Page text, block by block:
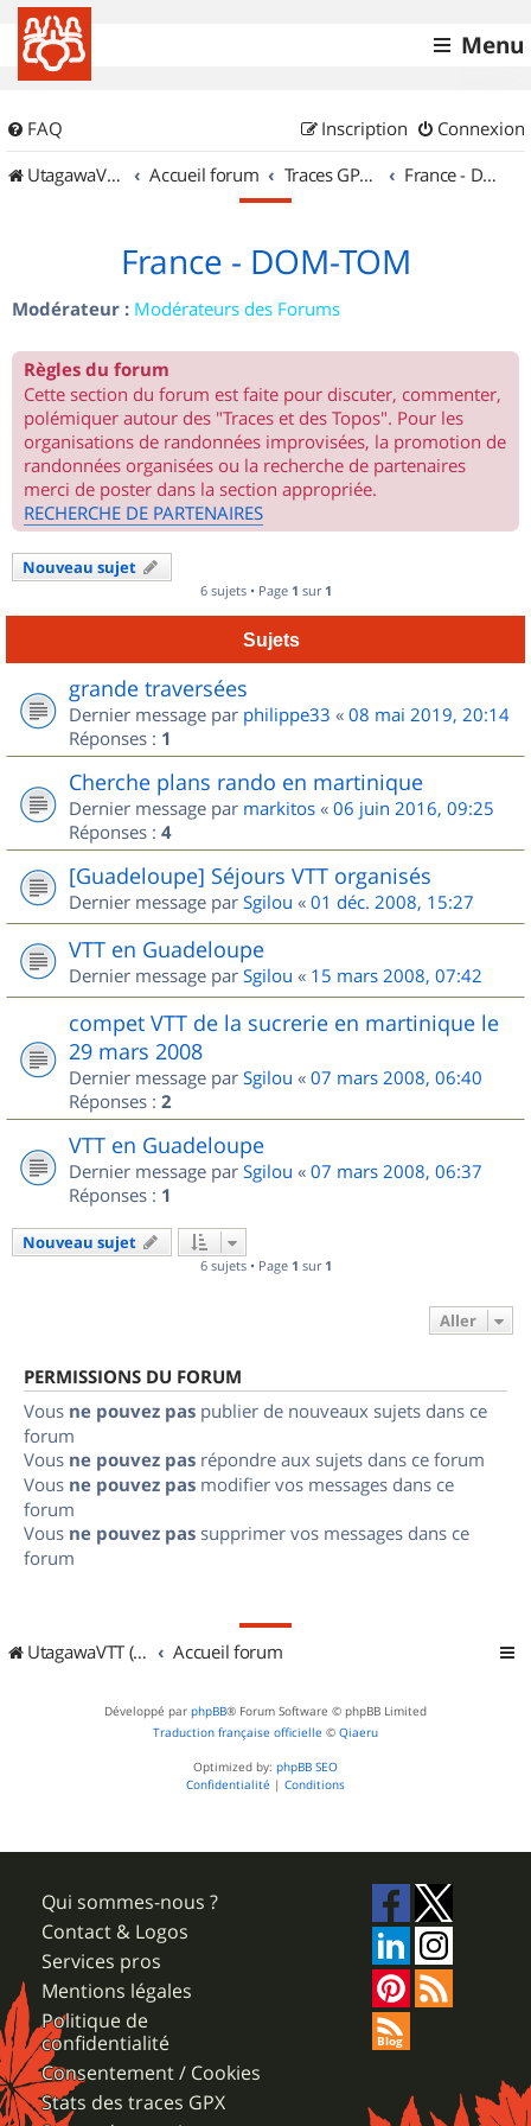
Menu
FAQ Connexion
Inscription
UtagawaVTT (Randos VTT et VTTAE avec traces GPS)
Accueil forum Traces GPS de randos VTT France - DOM-TOM
France - DOM-TOM
Modérateur : Modérateurs des Forums
Règles du forum
Cette section du forum est faite pour discuter, commenter,
polémiquer autour des "Traces et des Topos". Pour les
organisations de randonnées improvisées, la promotion de
randonnées organisées ou la recherche de partenaires
merci de poster dans la section appropriée.
RECHERCHE DE PARTENAIRES
Nouveau sujet
6 sujets • Page 1 sur 1
Sujets
grande traversées
Dernier message par philippe33 « 08 mai 2019, 20:14
Réponses : 1
Cherche plans rando en martinique
Dernier message par markitos « 06 juin 2016, 09:25
Réponses : 4
[Guadeloupe] Séjours VTT organisés
Dernier message par Sgilou « 01 déc. 2008, 15:27
VTT en Guadeloupe
Dernier message par Sgilou « 15 mars 2008, 07:42
compet VTT de la sucrerie en martinique le
29 mars 2008
Dernier message par Sgilou « 07 mars 2008, 06:40
Réponses : 2
VTT en Guadeloupe
Dernier message par Sgilou « 07 mars 2008, 06:37
Réponses : 1
Nouveau sujet
6 sujets • Page 1 sur 1
Aller
PERMISSIONS DU FORUM
Vous ne pouvez pas publier de nouveaux sujets dans ce
forum
Vous ne pouvez pas répondre aux sujets dans ce forum
Vous ne pouvez pas modifier vos messages dans ce
forum
Vous ne pouvez pas supprimer vos messages dans ce
forum
UtagawaVTT (Randos VTT et VTTAE avec traces GPS) Accueil forum
Développé par phpBB® Forum Software © phpBB Limited
Traduction française officielle © Qiaeru
Optimized by: phpBB SEO
Confidentialité | Conditions
Qui sommes-nous ?
Contact & Logos
Services pros
Mentions légales
Politique de
confidentialité
Consentement / Cookies
Stats des traces GPX